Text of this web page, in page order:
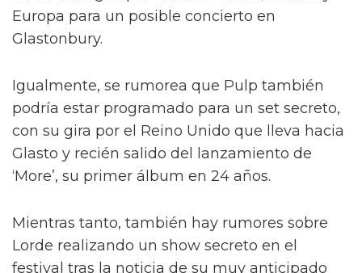
aislada en Margate el 27 de junio antes de
comenzar su gira ‘I Quit’ en septiembre.
Algunos también han especulado que Sam
Fender podría hacer una aparición en el
festival. En medio de sus enormes shows al
aire libre de verano este año, hay un gran
espacio en su calendario para una posible
Robbie Williams también tiene un espacio en
su enorme gira por el Reino Unido, Irlanda y
Europa para un posible concierto en